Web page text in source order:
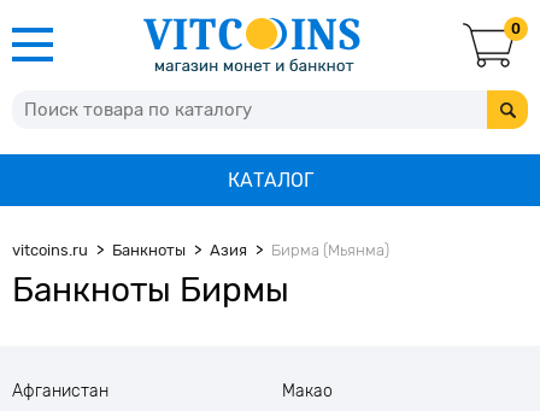
0
КАТАЛОГ
vitcoins.ru Банкноты Азия Бирма (Мьянма)
Банкноты Бирмы
Афганистан
Макао